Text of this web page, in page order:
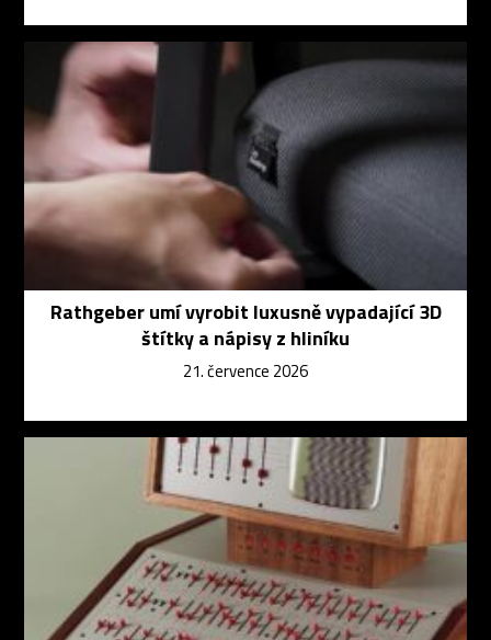
Rathgeber umí vyrobit luxusně vypadající 3D
štítky a nápisy z hliníku
21. července 2026